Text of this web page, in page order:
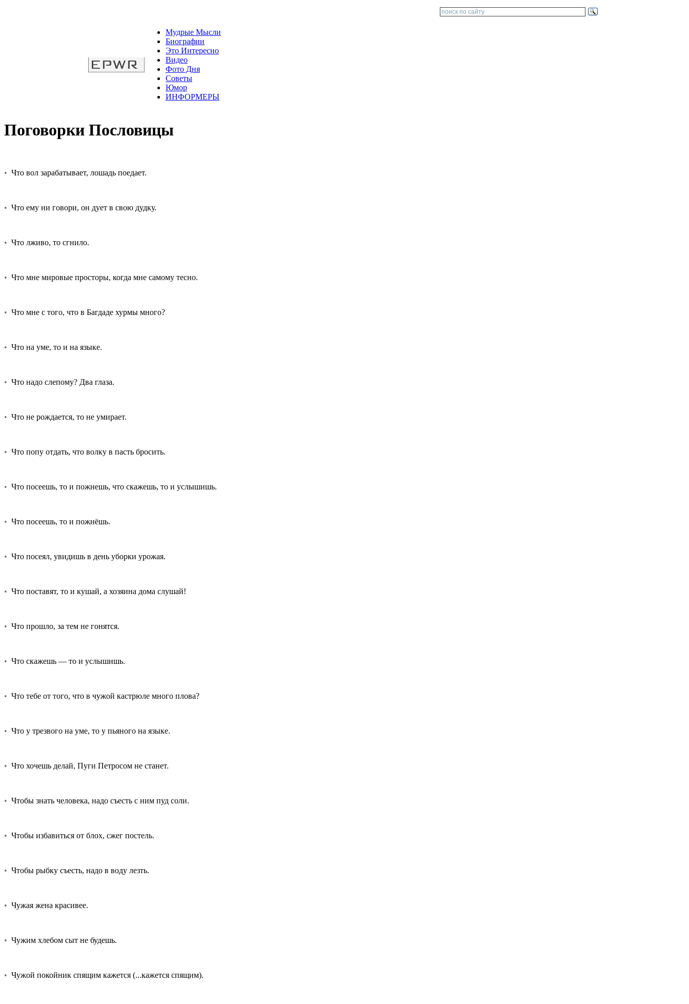
Мудрые Мысли
Биографии
Это Интересно
Видео
Фото Дня
Советы
Юмор
ИНФОРМЕРЫ
Поговорки Пословицы
• Что вол зарабатывает, лошадь поедает.
• Что ему ни говори, он дует в свою дудку.
• Что лживо, то сгнило.
• Что мне мировые просторы, когда мне самому тесно.
• Что мне с того, что в Багдаде хурмы много?
• Что на уме, то и на языке.
• Что надо слепому? Два глаза.
• Что не рождается, то не умирает.
• Что попу отдать, что волку в пасть бросить.
• Что посеешь, то и пожнешь, что скажешь, то и услышишь.
• Что посеешь, то и пожнёшь.
• Что посеял, увидишь в день уборки урожая.
• Что поставят, то и кушай, а хозяина дома слушай!
• Что прошло, за тем не гонятся.
• Что скажешь — то и услышишь.
• Что тебе от того, что в чужой кастрюле много плова?
• Что у трезвого на уме, то у пьяного на языке.
• Что хочешь делай, Пуги Петросом не станет.
• Чтобы знать человека, надо съесть с ним пуд соли.
• Чтобы избавиться от блох, сжег постель.
• Чтобы рыбку съесть, надо в воду лезть.
• Чужая жена красивее.
• Чужим хлебом сыт не будешь.
• Чужой покойник спящим кажется (...кажется спящим).